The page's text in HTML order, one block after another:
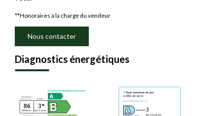
**Honoraires à la charge du vendeur
Nous contacter
Diagnostics énergétiques